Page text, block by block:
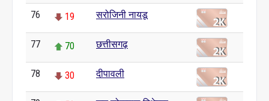
76 19 सरोजिनी नायडू
77 70 छत्तीसगढ़
78 30 दीपावली